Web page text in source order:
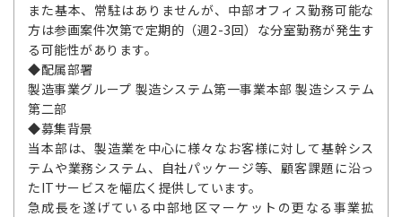
また基本、常駐はありませんが、中部オフィス勤務可能な
方は参画案件次第で定期的（週2-3回）な分室勤務が発生す
る可能性があります。
◆配属部署
製造事業グループ 製造システム第一事業本部 製造システム
第二部
◆募集背景
当本部は、製造業を中心に様々なお客様に対して基幹シス
テムや業務システム、自社パッケージ等、顧客課題に沿っ
たITサービスを幅広く提供しています。
急成長を遂げている中部地区マーケットの更なる事業拡